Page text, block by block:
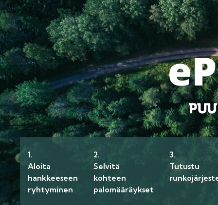
1.
Aloita
hankkeeseen
ryhtyminen
2.
Selvitä
kohteen
palomääräykset
3.
Tutustu